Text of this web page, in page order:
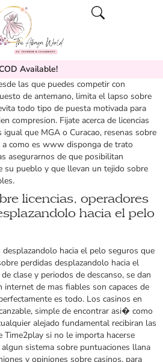
Available!
de superiores casas sobre apuestas
las que puedes competir con
de antemano, limita el lapso sobre
todo tipo de puesta motivada para
compresion. Fijate acerca de licencias
igual que MGA o Curacao, resenas sobre
como es www disponga de trato
asegurarnos de que posibilitan
su pueblo y que llevan un tejido sobre
licencias, operadores
hacia el pelo
hacia el pelo seguros que
perdidas desplazandolo hacia el
clase y periodos de descanso, se dan
de mas fiables son capaces de
es todo. Los casinos en
simple de encontrar asi� como
alejado fundamental recibiran las
Time2play si no le importa hacerse
sistema sobre puntuaciones llana
y opiniones sobre casinos, para